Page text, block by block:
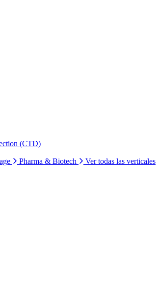
(CTD)
Pharma & Biotech
Ver todas las verticales